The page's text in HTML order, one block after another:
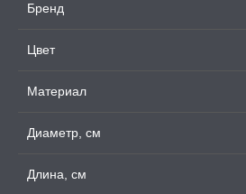
ДЛЯ СЕКСА
ПОМПЫ
Бренд
Цвет
Материал
Диаметр, см
Длина, см